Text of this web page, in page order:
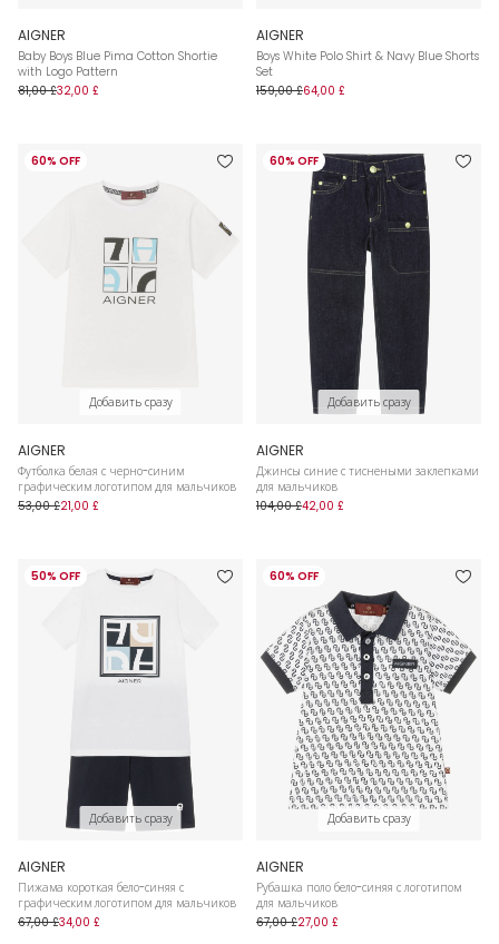
AIGNER
Baby Boys Blue Pima Cotton Shortie
with Logo Pattern
81,00 £32,00 £
AIGNER
Boys White Polo Shirt & Navy Blue Shorts
Set
159,00 £64,00 £
60% OFF
Добавить сразу
AIGNER
Футболка белая с черно-синим
графическим логотипом для мальчиков
53,00 £21,00 £
60% OFF
Добавить сразу
AIGNER
Джинсы синие с тиснеными заклепками
для мальчиков
104,00 £42,00 £
50% OFF
Добавить сразу
AIGNER
Пижама короткая бело-синяя с
графическим логотипом для мальчиков
67,00 £34,00 £
60% OFF
Добавить сразу
AIGNER
Рубашка поло бело-синяя с логотипом
для мальчиков
67,00 £27,00 £